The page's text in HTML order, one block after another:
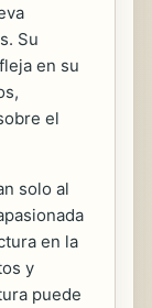
Su
en su
el
solo al
en la
y
puede